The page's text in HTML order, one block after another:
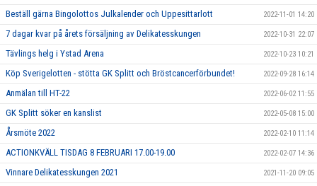
Beställ gärna Bingolottos Julkalender och Uppesittarlott 2022-11-01 14:20
7 dagar kvar på årets försäljning av Delikatesskungen 2022-10-31 22:07
Tävlings helg i Ystad Arena 2022-10-23 10:21
Köp Sverigelotten - stötta GK Splitt och Bröstcancerförbundet! 2022-09-28 16:14
Anmälan till HT-22 2022-06-02 11:55
GK Splitt söker en kanslist 2022-05-08 15:00
Årsmöte 2022 2022-02-10 11:14
ACTIONKVÄLL TISDAG 8 FEBRUARI 17.00-19.00 2022-02-07 14:36
Vinnare Delikatesskungen 2021 2021-11-20 09:05